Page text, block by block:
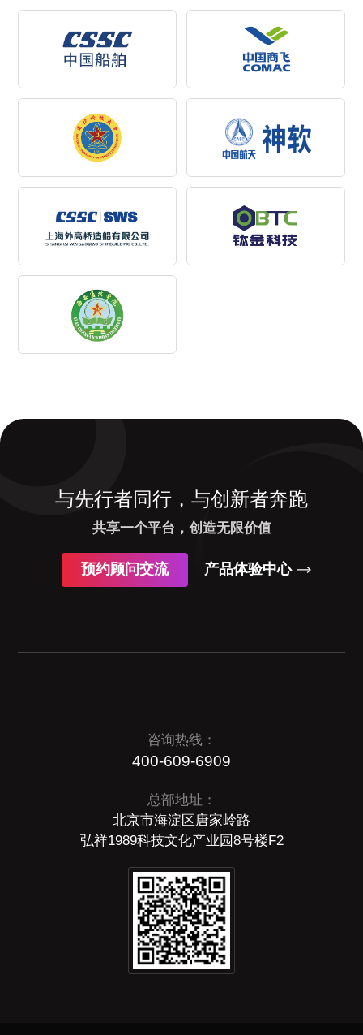
与先行者同行，与创新者奔跑
共享一个平台，创造无限价值
预约顾问交流 产品体验中心
咨询热线：
400-609-6909
总部地址：
北京市海淀区唐家岭路
弘祥1989科技文化产业园8号楼F2